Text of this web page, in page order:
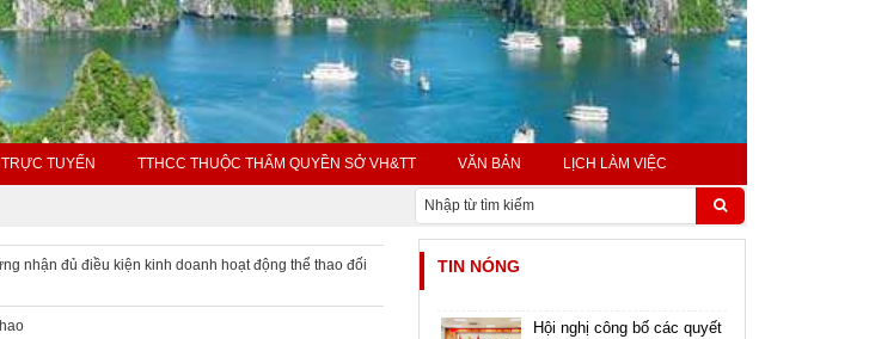
TUYẾN TTHCC THUỘC THẨM QUYỀN SỞ VH&TT VĂN BẢN LỊCH LÀM VIỆC
nhận đủ điều kiện kinh doanh hoạt động thể thao đối
TIN NÓNG
Hội nghị công bố các quyết